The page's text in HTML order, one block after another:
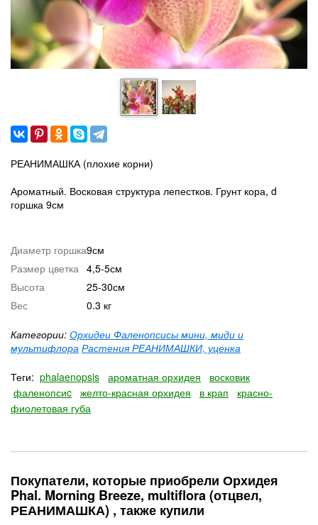
РЕАНИМАШКА (плохие корни)
Ароматный. Восковая структура лепестков. Грунт кора, d
горшка 9см
Диаметр горшка9см
Размер цветка 4,5-5см
Высота
25-30см
Вес
0.3 кг
Категории: Орхидеи Фаленопсисы мини, миди и
мультифлора Растения РЕАНИМАШКИ, уценка
Теги: phalaenopsis ароматная орхидея
восковик
фаленопсиc желто-красная орхидея в крап
красно-
фиолетовая губа
Покупатели, которые приобрели Орхидея
Phal. Morning Breeze, multiflora (отцвел,
РЕАНИМАШКА) , также купили